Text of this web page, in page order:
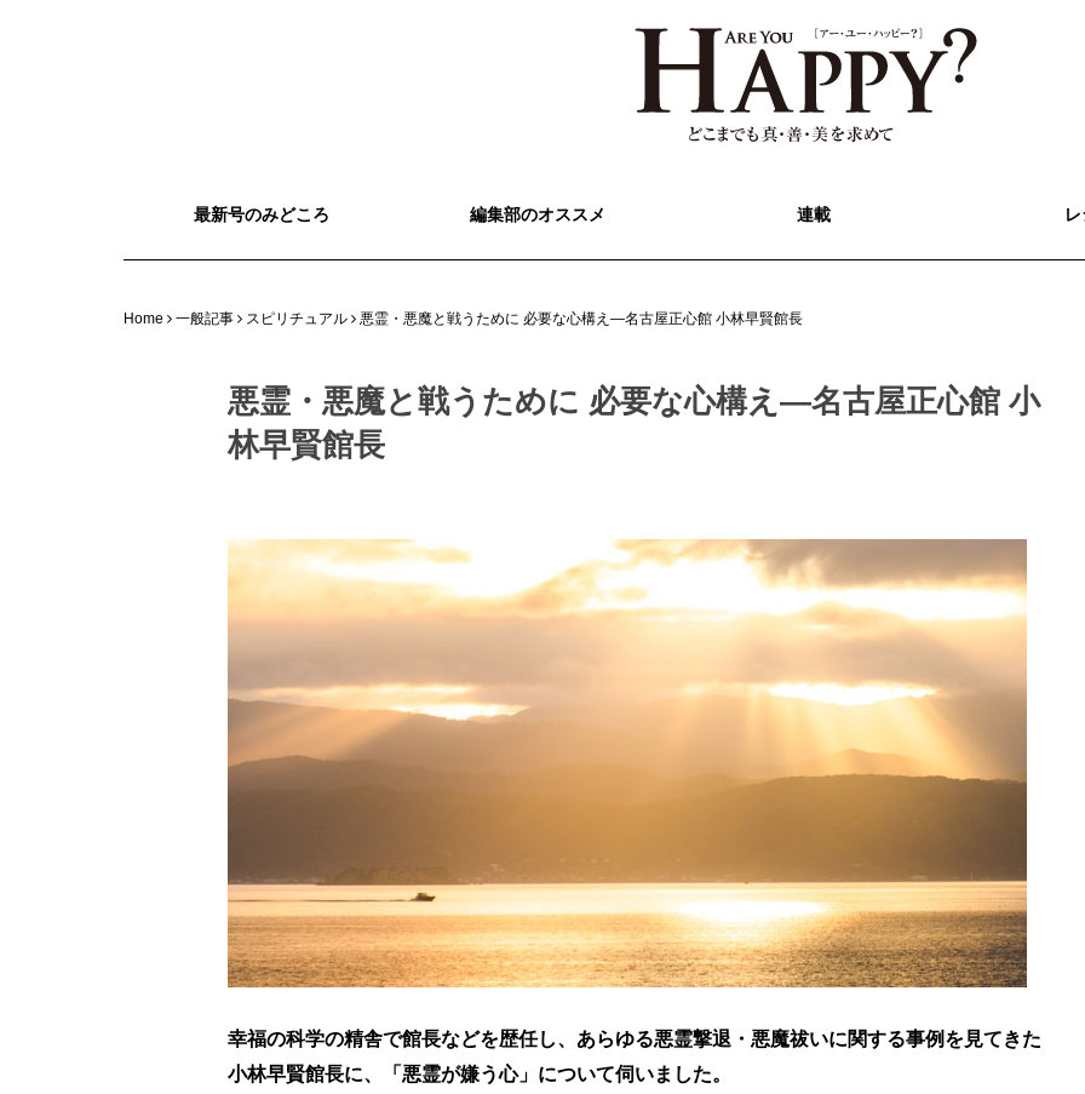
最新号のみどころ 編集部のオススメ 連載
Home 一般記事 スピリチュアル 悪霊・悪魔と戦うために 必要な心構え―名古屋正心館 小林早賢館長
悪霊・悪魔と戦うために 必要な心構え―名古屋正心館 小
林早賢館長
幸福の科学の精舎で館長などを歴任し、あらゆる悪霊撃退・悪魔祓いに関する事例を見てきた
小林早賢館長に、「悪霊が嫌う心」について伺いました。